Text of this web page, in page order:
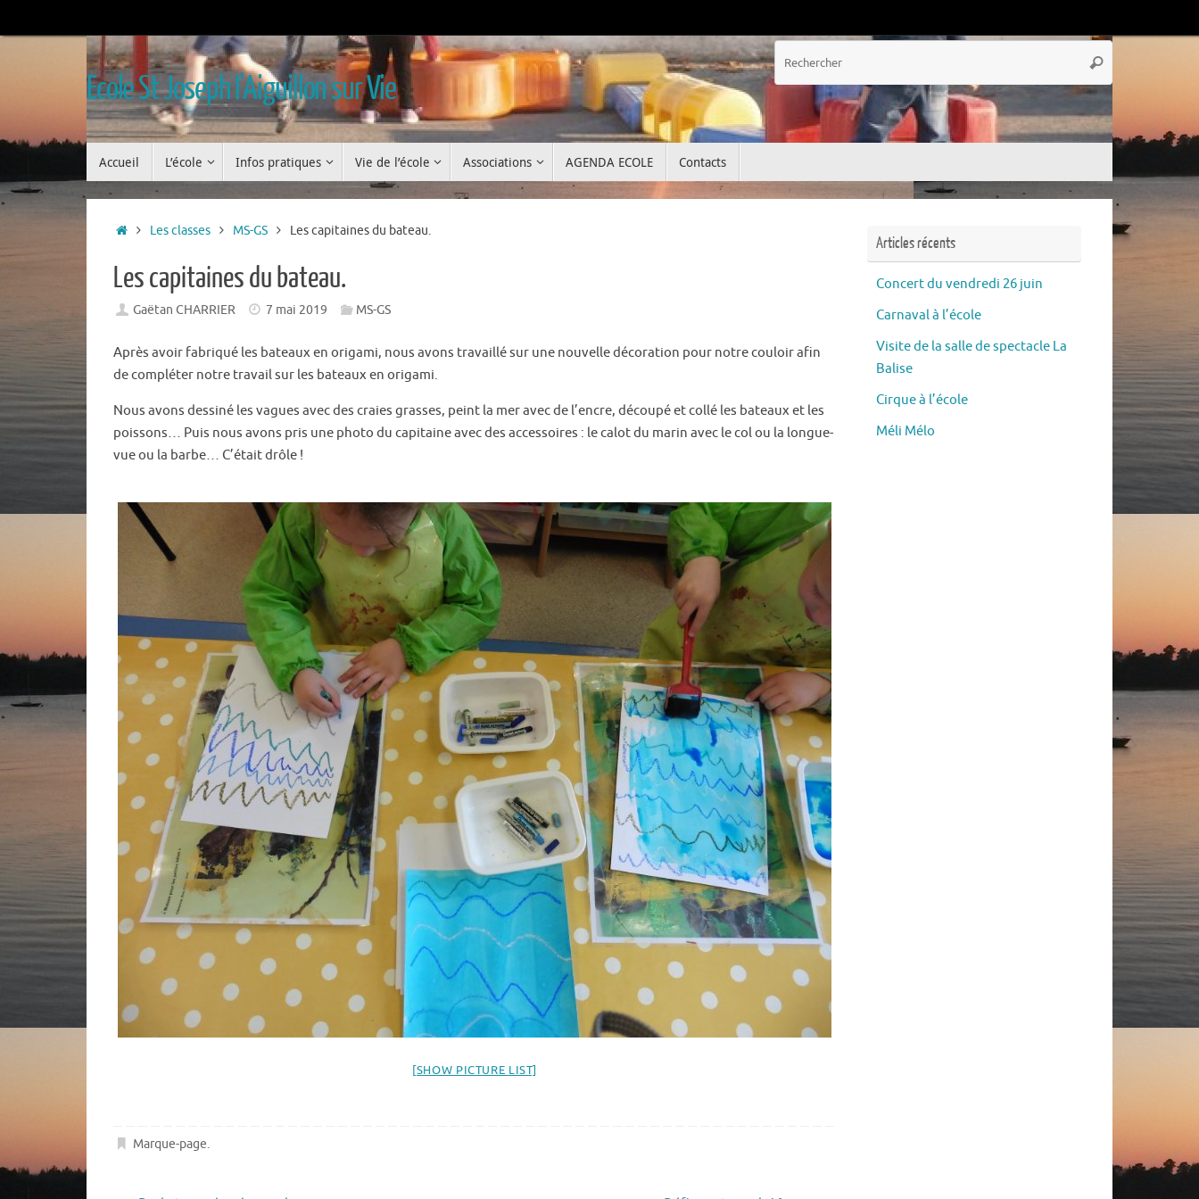
au
Ecole St Joseph l'Aiguillon sur Vie
:
Rechercher
Accueil L’école Infos pratiques Vie de l’école Associations AGENDA ECOLE Contacts
AccueilLes classes MS-GS Les capitaines du bateau.
Les capitaines du bateau.
Gaëtan CHARRIER 7 mai 2019 MS-GS
Après avoir fabriqué les bateaux en origami, nous avons travaillé sur une nouvelle décoration pour notre couloir afin
de compléter notre travail sur les bateaux en origami.
Nous avons dessiné les vagues avec des craies grasses, peint la mer avec de l’encre, découpé et collé les bateaux et les
poissons… Puis nous avons pris une photo du capitaine avec des accessoires : le calot du marin avec le col ou la longue-
vue ou la barbe… C’était drôle !
[SHOW PICTURE LIST]
Marque-page.
Articles récents
Concert du vendredi 26 juin
Carnaval à l’école
Visite de la salle de spectacle La
Balise
Cirque à l’école
Méli Mélo